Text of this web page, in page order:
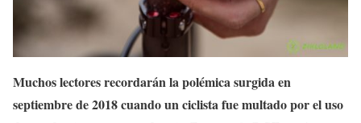
Muchos lectores recordarán la polémica surgida en
septiembre de 2018 cuando un ciclista fue multado por el uso